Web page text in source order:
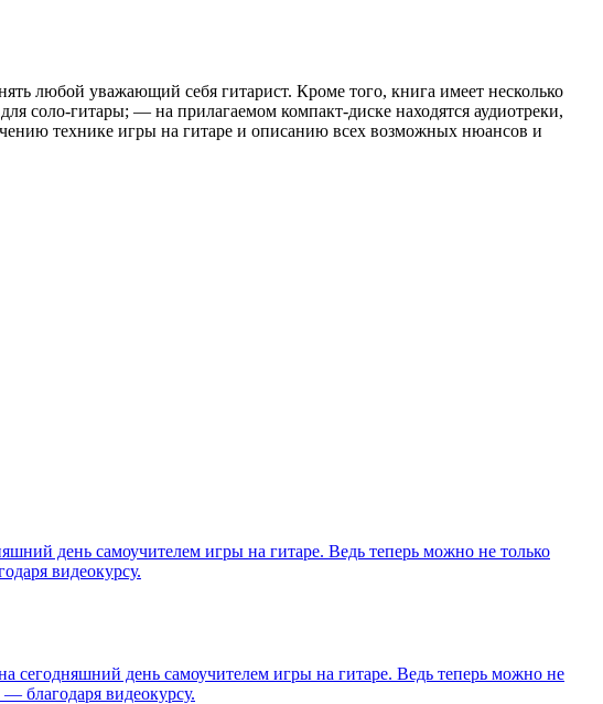
любой уважающий себя гитарист. Кроме того, книга имеет несколько
соло-гитары; — на прилагаемом компакт-диске находятся аудиотреки,
технике игры на гитаре и описанию всех возможных нюансов и
день самоучителем игры на гитаре. Ведь теперь можно не только
видеокурсу.
сегодняшний день самоучителем игры на гитаре. Ведь теперь можно не
благодаря видеокурсу.